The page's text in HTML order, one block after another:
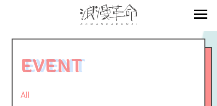
EVENT
All